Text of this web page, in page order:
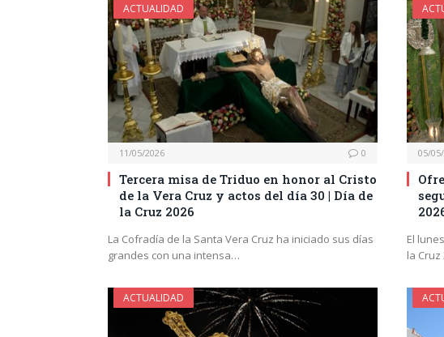
ACTUALIDAD
11/05/2026 0
Tercera misa de Triduo en honor al Cristo
de la Vera Cruz y actos del día 30 | Día de
la Cruz 2026
La Cofradía de la Santa Vera Cruz ha iniciado sus días
grandes con una intensa…
05/
El
la
ACTUALIDAD